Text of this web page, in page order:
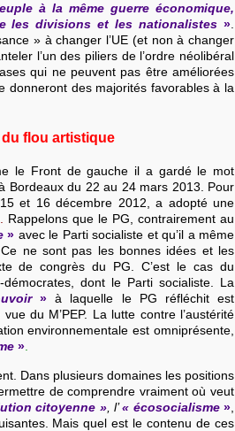
à la même guerre économique,
les divisions et les nationalistes »
» à changer l’UE (et non à changer
l’un des piliers de l’ordre néolibéral
qui ne peuvent pas être améliorées
donneront des majorités favorables à la
du flou artistique
le Front de gauche il a gardé le mot
Bordeaux du 22 au 24 mars 2013. Pour
et 16 décembre 2012, a adopté une
Rappelons que le PG, contrairement au
» avec le Parti socialiste et qu’il a même
Ce ne sont pas les bonnes idées et les
de congrès du PG. C’est le cas du
dont le Parti socialiste. La
» à laquelle le PG réfléchit est
du M’PEP. La lutte contre l’austérité
environnementale est omniprésente,
»
Dans plusieurs domaines les positions
de comprendre vraiment où veut
citoyenne », l’« écosocialisme»
Mais quel est le contenu de ces